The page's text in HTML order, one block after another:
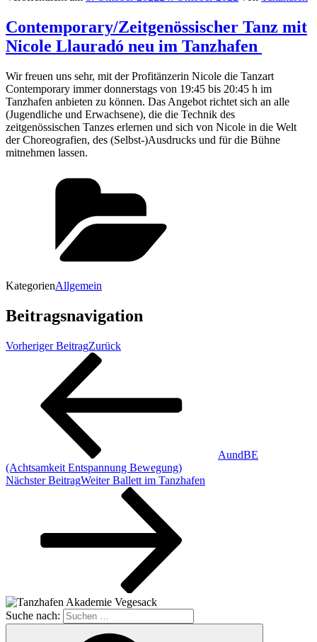
Contemporary/Zeitgenössischer Tanz mit
Nicole Llauradó neu im Tanzhafen
Wir freuen uns sehr, mit der Profitänzerin Nicole die Tanzart
Contemporary immer donnerstags von 19:45 bis 20:45 h im
Tanzhafen anbieten zu können. Das Angebot richtet sich an alle
(Jugendliche und Erwachsene), die die Technik des
zeitgenössischen Tanzes erlernen und sich von Nicole in die Welt
der Choreografien, des (Selbst-)Ausdrucks und für die Bühne
mitnehmen lassen.
KategorienAllgemein
Beitragsnavigation
Vorheriger BeitragZurück
AundBE
(Achtsamkeit Entspannung Bewegung)
Nächster BeitragWeiter Ballett im Tanzhafen
Suche nach: